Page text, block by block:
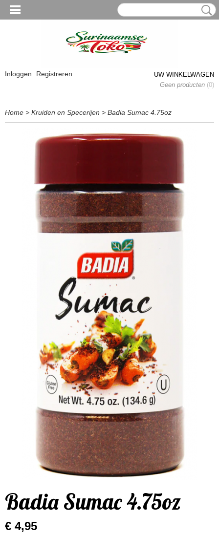
Inloggen Registreren
UW WINKELWAGEN
Geen producten (0)
Home > Kruiden en Specerijen > Badia Sumac 4.75oz
Badia Sumac 4.75oz
€ 4,95